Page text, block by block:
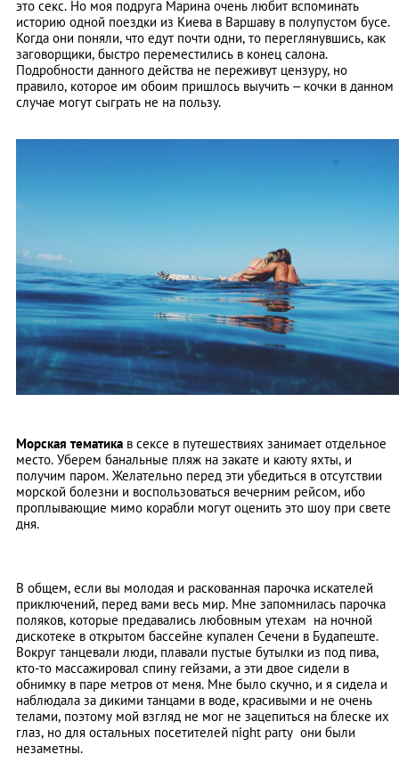
это секс. Но моя подруга Марина очень любит вспоминать
историю одной поездки из Киева в Варшаву в полупустом бусе.
Когда они поняли, что едут почти одни, то переглянувшись, как
заговорщики, быстро переместились в конец салона.
Подробности данного действа не переживут цензуру, но
правило, которое им обоим пришлось выучить – кочки в данном
случае могут сыграть не на пользу.
Морская тематика в сексе в путешествиях занимает отдельное
место. Уберем банальные пляж на закате и каюту яхты, и
получим паром. Желательно перед эти убедиться в отсутствии
морской болезни и воспользоваться вечерним рейсом, ибо
проплывающие мимо корабли могут оценить это шоу при свете
дня.
В общем, если вы молодая и раскованная парочка искателей
приключений, перед вами весь мир. Мне запомнилась парочка
поляков, которые предавались любовным утехам на ночной
дискотеке в открытом бассейне купален Сечени в Будапеште.
Вокруг танцевали люди, плавали пустые бутылки из под пива,
кто-то массажировал спину гейзами, а эти двое сидели в
обнимку в паре метров от меня. Мне было скучно, и я сидела и
наблюдала за дикими танцами в воде, красивыми и не очень
телами, поэтому мой взгляд не мог не зацепиться на блеске их
глаз, но для остальных посетителей night party они были
незаметны.